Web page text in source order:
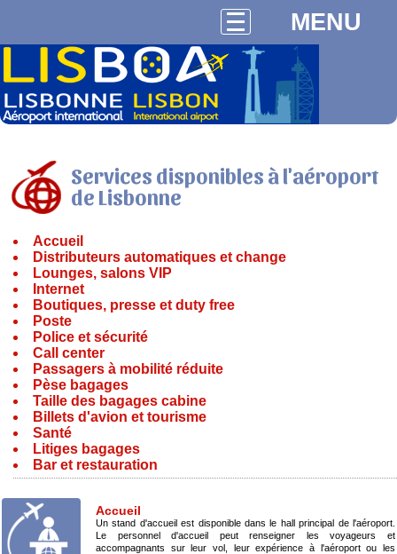
MENU
Services disponibles à l'aéroport
de Lisbonne
Accueil
Distributeurs automatiques et change
Lounges, salons VIP
Internet
Boutiques, presse et duty free
Poste
Police et sécurité
Call center
Passagers à mobilité réduite
Pèse bagages
Taille des bagages cabine
Billets d'avion et tourisme
Santé
Litiges bagages
Bar et restauration
Accueil
Un stand d'accueil est disponible dans le hall principal de l'aéroport.
Le personnel d'accueil peut renseigner les voyageurs et
accompagnants sur leur vol, leur expérience à l'aéroport ou les